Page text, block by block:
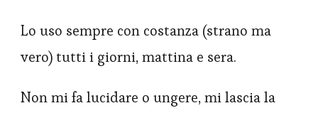
Lo uso sempre con costanza (strano ma
vero) tutti i giorni, mattina e sera.
Non mi fa lucidare o ungere, mi lascia la